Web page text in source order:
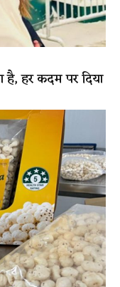
है, हर कदम पर दिया